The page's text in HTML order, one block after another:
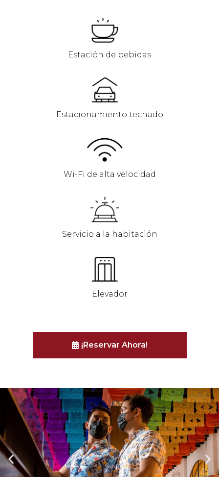
Estación de bebidas
Estacionamiento techado
Wi-Fi de alta velocidad
Servicio a la habitación
Elevador
¡Reservar Ahora!